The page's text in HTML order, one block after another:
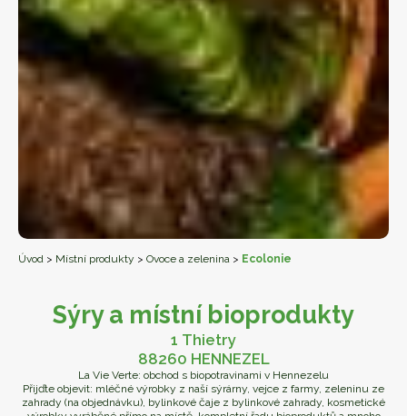
Úvod > Místní produkty > Ovoce a zelenina > Ecolonie
Sýry a místní bioprodukty
1 Thietry
88260 HENNEZEL
La Vie Verte: obchod s biopotravinami v Hennezelu
Přijďte objevit: mléčné výrobky z naší sýrárny, vejce z farmy, zeleninu ze
zahrady (na objednávku), bylinkové čaje z bylinkové zahrady, kosmetické